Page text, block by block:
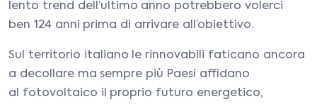
lento trend dell’ultimo anno potrebbero volerci
ben 124 anni prima di arrivare all’obiettivo.
Sul territorio italiano le rinnovabili faticano ancora
a decollare ma sempre più Paesi affidano
al fotovoltaico il proprio futuro energetico,